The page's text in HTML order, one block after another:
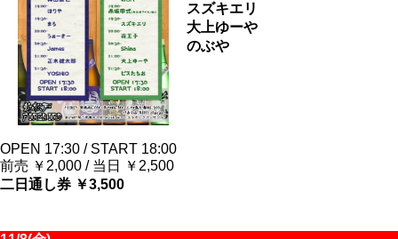
スズキエリ
大上ゆーや
のぶや
OPEN 17:30 / START 18:00
前売 ￥2,000 / 当日 ￥2,500
二日通し券 ￥3,500